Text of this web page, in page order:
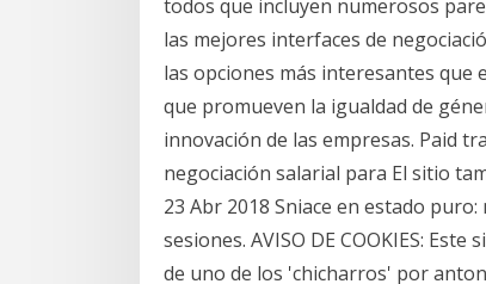
todos que incluyen numerosos
las mejores interfaces de
las opciones más interesantes que
que promueven la igualdad de
innovación de las empresas. Paid
negociación salarial para El sitio
23 Abr 2018 Sniace en estado
sesiones. AVISO DE COOKIES:
de uno de los 'chicharros' por